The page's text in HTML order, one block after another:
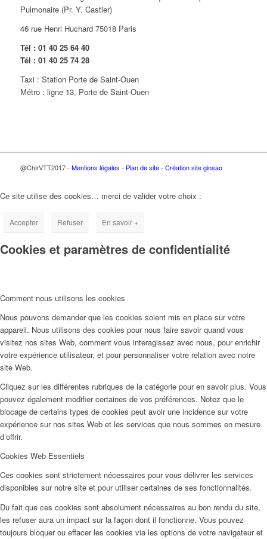
Pulmonaire (Pr. Y. Castier)
46 rue Henri Huchard 75018 Paris
Tél : 01 40 25 64 40
Tél : 01 40 25 74 28
Taxi : Station Porte de Saint-Ouen
Métro : ligne 13, Porte de Saint-Ouen
@ChirVTT2017 - Mentions légales - Plan de site- Création site ginsao
Ce site utilise des cookies… merci de valider votre choix :
Accepter Refuser En savoir +
Cookies et paramètres de confidentialité
Comment nous utilisons les cookies
Nous pouvons demander que les cookies soient mis en place sur votre
appareil. Nous utilisons des cookies pour nous faire savoir quand vous
visitez nos sites Web, comment vous interagissez avec nous, pour enrichir
votre expérience utilisateur, et pour personnaliser votre relation avec notre
site Web.
Cliquez sur les différentes rubriques de la catégorie pour en savoir plus. Vous
pouvez également modifier certaines de vos préférences. Notez que le
blocage de certains types de cookies peut avoir une incidence sur votre
expérience sur nos sites Web et les services que nous sommes en mesure
d’offrir.
Cookies Web Essentiels
Ces cookies sont strictement nécessaires pour vous délivrer les services
disponibles sur notre site et pour utiliser certaines de ses fonctionnalités.
Du fait que ces cookies sont absolument nécessaires au bon rendu du site,
les refuser aura un impact sur la façon dont il fonctionne. Vous pouvez
toujours bloquer ou effacer les cookies via les options de votre navigateur et